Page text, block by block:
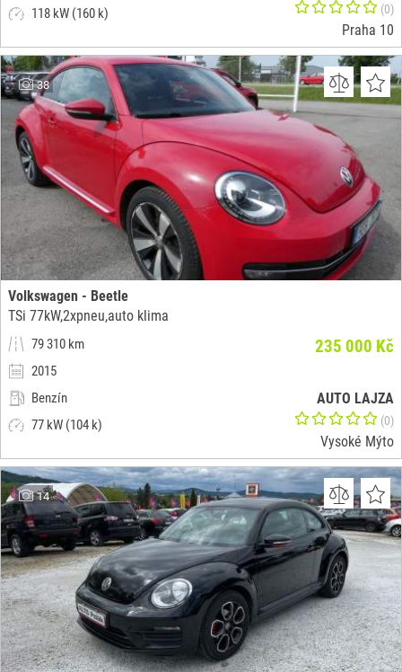
118 kW (160 k)
(0)
Praha 10
38
Volkswagen - Beetle
TSi 77kW,2xpneu,auto klima
79 310 km
2015
Benzín
77 kW (104 k)
235 000 Kč
AUTO LAJZA
(0)
Vysoké Mýto
14